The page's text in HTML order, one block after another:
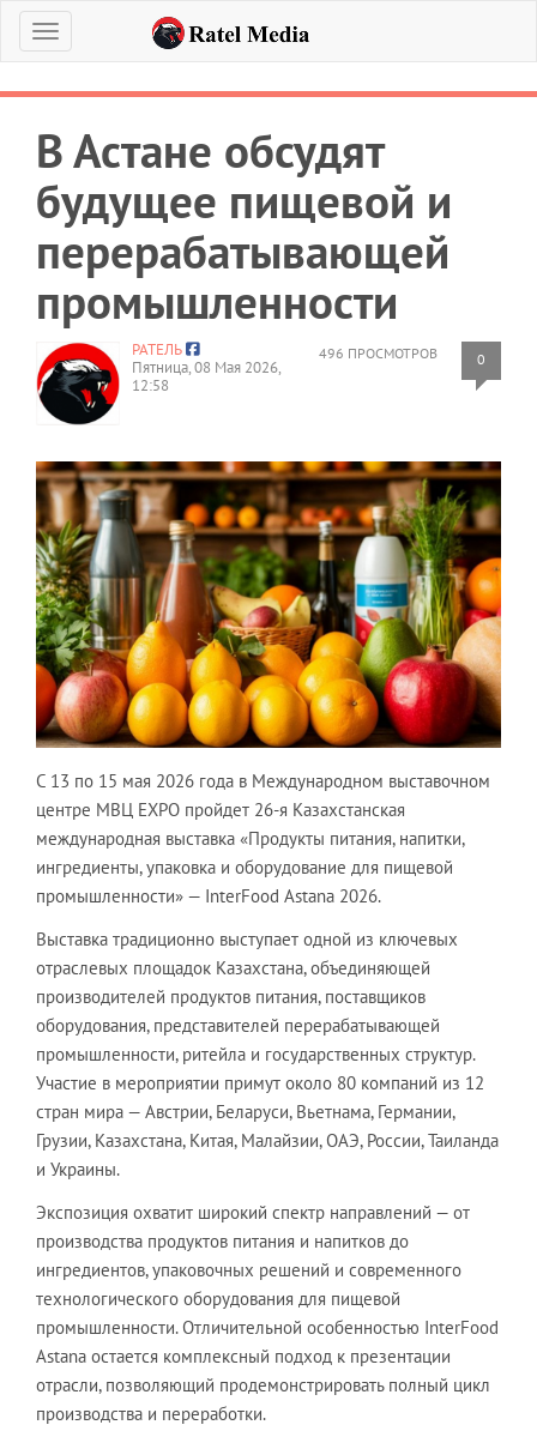
Меню
В Астане обсудят
будущее пищевой и
перерабатывающей
промышленности
496 ПРОСМОТРОВ 0
РАТЕЛЬ
Пятница, 08 Мая 2026,
12:58
С 13 по 15 мая 2026 года в Международном выставочном
центре МВЦ EXPO пройдет 26-я Казахстанская
международная выставка «Продукты питания, напитки,
ингредиенты, упаковка и оборудование для пищевой
промышленности» — InterFood Astana 2026.
Выставка традиционно выступает одной из ключевых
отраслевых площадок Казахстана, объединяющей
производителей продуктов питания, поставщиков
оборудования, представителей перерабатывающей
промышленности, ритейла и государственных структур.
Участие в мероприятии примут около 80 компаний из 12
стран мира — Австрии, Беларуси, Вьетнама, Германии,
Грузии, Казахстана, Китая, Малайзии, ОАЭ, России, Таиланда
и Украины.
Экспозиция охватит широкий спектр направлений — от
производства продуктов питания и напитков до
ингредиентов, упаковочных решений и современного
технологического оборудования для пищевой
промышленности. Отличительной особенностью InterFood
Astana остается комплексный подход к презентации
отрасли, позволяющий продемонстрировать полный цикл
производства и переработки.